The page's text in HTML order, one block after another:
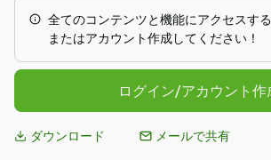
全てのコンテンツと機能にアクセスす
またはアカウント作成してください！
ログイン/アカウント作
ダウンロード メールで共有
問
の